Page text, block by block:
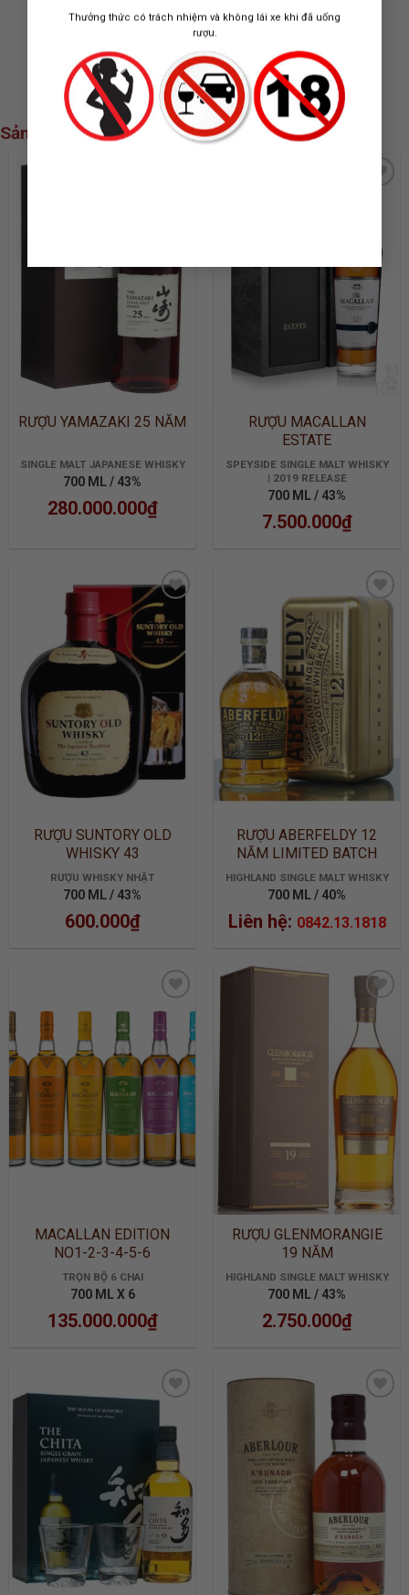
Thưởng thức có trách nhiệm và không lái xe khi đã uống
rượu.
HAUT BRION
TROTTE VIEILLE
Sản phẩm xem nhiều nhất
RƯỢU YAMAZAKI 25 NĂM
SINGLE MALT JAPANESE WHISKY
700 ML / 43%
280.000.000₫
RƯỢU MACALLAN
ESTATE
SPEYSIDE SINGLE MALT WHISKY
| 2019 RELEASE
700 ML / 43%
7.500.000₫
ADD TO
WISHLIST
RƯỢU SUNTORY OLD
WHISKY 43
RƯỢU WHISKY NHẬT
700 ML / 43%
600.000₫
ADD TO
WISHLIST
RƯỢU ABERFELDY 12
NĂM LIMITED BATCH
2905
HIGHLAND SINGLE MALT WHISKY
700 ML / 40%
Liên hệ: 0842.13.1818
ADD TO
WISHLIST
MACALLAN EDITION
NO1-2-3-4-5-6
TRỌN BỘ 6 CHAI
700 ML X 6
135.000.000₫
ADD TO
WISHLIST
RƯỢU GLENMORANGIE
19 NĂM
HIGHLAND SINGLE MALT WHISKY
700 ML / 43%
2.750.000₫
WISHLIST
ADD TO
WISHLIST